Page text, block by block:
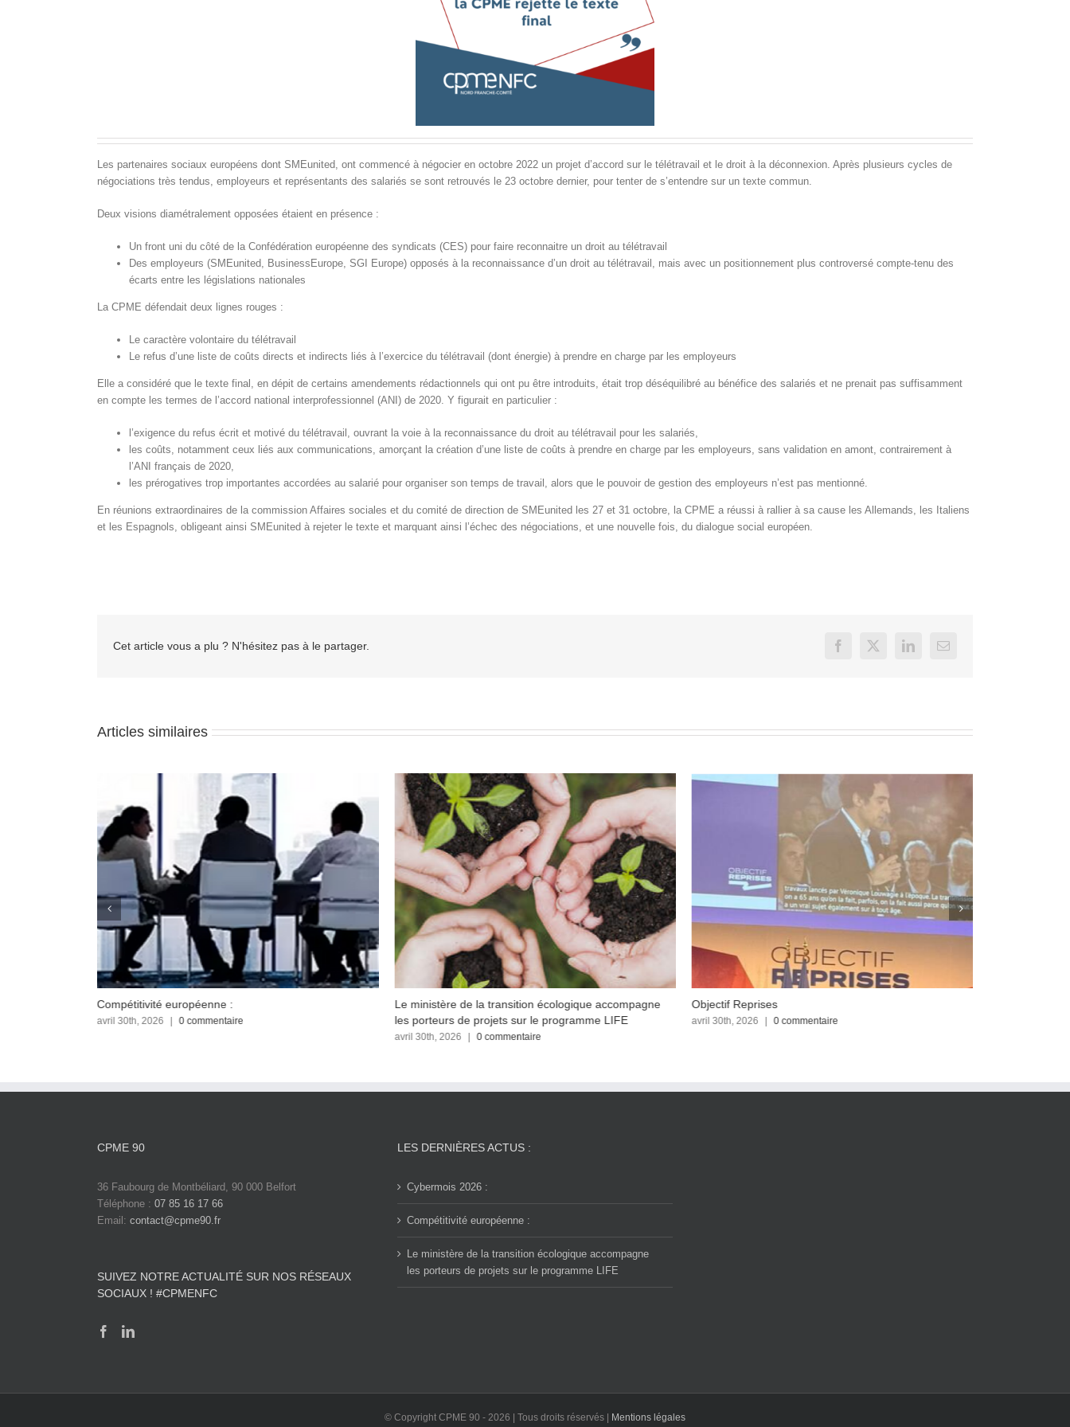
Les partenaires sociaux européens dont SMEunited, ont commencé à négocier en octobre 2022 un projet d’accord sur le télétravail et le droit à la déconnexion. Après plusieurs cycles de
négociations très tendus, employeurs et représentants des salariés se sont retrouvés le 23 octobre dernier, pour tenter de s’entendre sur un texte commun.
Deux visions diamétralement opposées étaient en présence :
Un front uni du côté de la Confédération européenne des syndicats (CES) pour faire reconnaitre un droit au télétravail
Des employeurs (SMEunited, BusinessEurope, SGI Europe) opposés à la reconnaissance d’un droit au télétravail, mais avec un positionnement plus controversé compte-tenu des
écarts entre les législations nationales
La CPME défendait deux lignes rouges :
Le caractère volontaire du télétravail
Le refus d’une liste de coûts directs et indirects liés à l’exercice du télétravail (dont énergie) à prendre en charge par les employeurs
Elle a considéré que le texte final, en dépit de certains amendements rédactionnels qui ont pu être introduits, était trop déséquilibré au bénéfice des salariés et ne prenait pas suffisamment
en compte les termes de l’accord national interprofessionnel (ANI) de 2020. Y figurait en particulier :
l’exigence du refus écrit et motivé du télétravail, ouvrant la voie à la reconnaissance du droit au télétravail pour les salariés,
les coûts, notamment ceux liés aux communications, amorçant la création d’une liste de coûts à prendre en charge par les employeurs, sans validation en amont, contrairement à
l’ANI français de 2020,
les prérogatives trop importantes accordées au salarié pour organiser son temps de travail, alors que le pouvoir de gestion des employeurs n’est pas mentionné.
En réunions extraordinaires de la commission Affaires sociales et du comité de direction de SMEunited les 27 et 31 octobre, la CPME a réussi à rallier à sa cause les Allemands, les Italiens
et les Espagnols, obligeant ainsi SMEunited à rejeter le texte et marquant ainsi l’échec des négociations, et une nouvelle fois, du dialogue social européen.
Cet article vous a plu ? N'hésitez pas à le partager. Facebook
X LinkedInEmail
Articles similaires
Compétitivité européenne :
avril 30th, 2026 | 0 commentaire
Le ministère de la transition écologique accompagne
les porteurs de projets sur le programme LIFE
avril 30th, 2026 | 0 commentaire
Objectif Reprises
avril 30th, 2026 | 0 commentaire
CPME 90
36 Faubourg de Montbéliard, 90 000 Belfort
Téléphone : 07 85 16 17 66
Email: contact@cpme90.fr
SUIVEZ NOTRE ACTUALITÉ SUR NOS RÉSEAUX
SOCIAUX ! #CPMENFC
LES DERNIÈRES ACTUS :
Cybermois 2026 :
Compétitivité européenne :
Le ministère de la transition écologique accompagne
les porteurs de projets sur le programme LIFE
© Copyright CPME 90 - 2026 | Tous droits réservés | Mentions légales